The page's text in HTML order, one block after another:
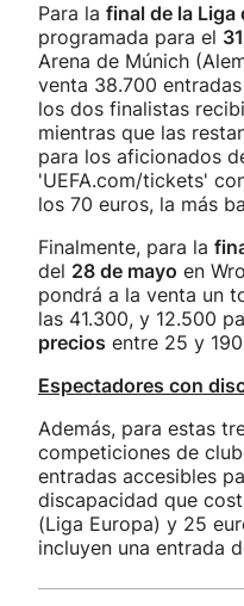
Para la final de la Liga
programada para el
Arena de Múnich
venta 38.700
los dos finalistas
mientras que las
para los aficionados
'UEFA.com/tickets'
los 70 euros, la más
Finalmente, para la
del 28 de mayo en
pondrá a la venta un
las 41.300, y 12.500
precios entre 25 y
Espectadores con
Además, para estas
competiciones de
entradas accesibles
discapacidad que
(Liga Europa) y 25
incluyen una entrada